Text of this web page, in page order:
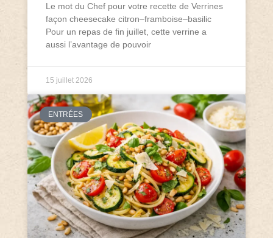
Le mot du Chef pour votre recette de Verrines
façon cheesecake citron–framboise–basilic
Pour un repas de fin juillet, cette verrine a
aussi l’avantage de pouvoir
15 juillet 2026
ENTRÉES